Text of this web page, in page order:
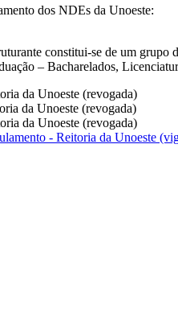
dos NDEs da Unoeste:
constitui-se de um grupo
– Bacharelados,
da Unoeste (revogada)
da Unoeste (revogada)
da Unoeste (revogada)
- Reitoria da Unoeste